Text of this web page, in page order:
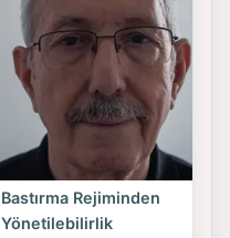
Bastırma Rejiminden
Yönetilebilirlik